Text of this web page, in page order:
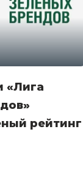
«Лига
рейтинг